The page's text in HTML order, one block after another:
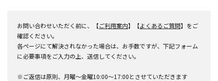
お問い合わせいただく前に、【ご利用案内】【よくあるご質問】をご
確認ください。
各ページにて解決されなかった場合は、お手数ですが、下記フォーム
に必要事項をご入力の上、送信してください。
※ご返信は原則、月曜～金曜10:00～17:00とさせていただきます